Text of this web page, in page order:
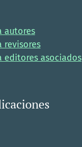
autores
revisores
editores asociados